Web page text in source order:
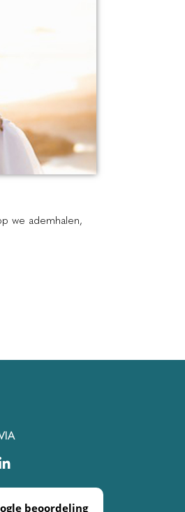
we ademhalen,
beoordeling